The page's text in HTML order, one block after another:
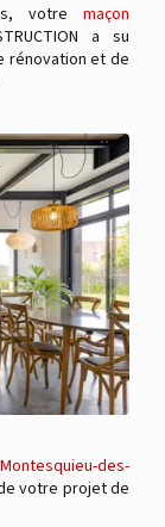
votre maçon
a su
rénovation et de
des-
votre projet de